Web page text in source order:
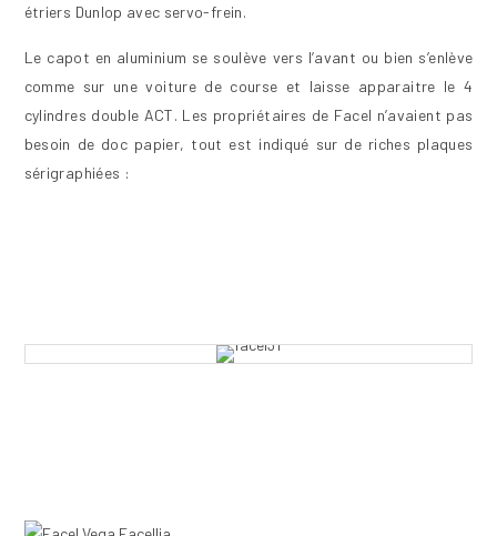
étriers Dunlop avec servo-frein.
Le capot en aluminium se soulève vers l’avant ou bien s’enlève
comme sur une voiture de course et laisse apparaitre le 4
cylindres double ACT. Les propriétaires de Facel n’avaient pas
besoin de doc papier, tout est indiqué sur de riches plaques
sérigraphiées :